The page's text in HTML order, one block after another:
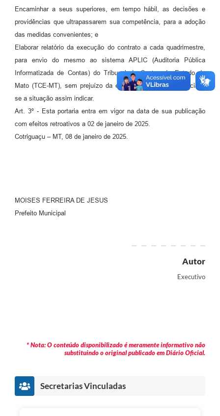
Encaminhar a seus superiores, em tempo hábil, as decisões e
providências que ultrapassarem sua competência, para a adoção
das medidas convenientes; e
Elaborar relatório da execução do contrato a cada quadrimestre,
para envio do mesmo ao sistema APLIC (Auditoria Pública
Informatizada de Contas) do Tribunal de Contas do Estado de
Mato (TCE-MT), sem prejuízo da emissão de relatórios parciais,
se a situação assim indicar.
Art. 3º - Esta portaria entra em vigor na data de sua publicação
com efeitos retroativos a 02 de janeiro de 2025.
Cotriguaçu – MT, 08 de janeiro de 2025.
MOISES FERREIRA DE JESUS
Prefeito Municipal
Autor
Executivo
* Nota: O conteúdo disponibilizado é meramente informativo não
substituindo o original publicado em Diário Oficial.
Secretarias Vinculadas